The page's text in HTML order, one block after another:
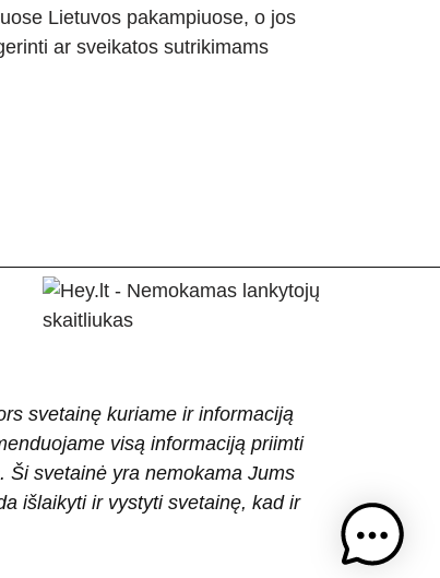
Lietuvos pakampiuose, o jos
ar sveikatos sutrikimams
svetainę kuriame ir informaciją
visą informaciją priimti
Ši svetainė yra nemokama Jums
išlaikyti ir vystyti svetainę, kad ir